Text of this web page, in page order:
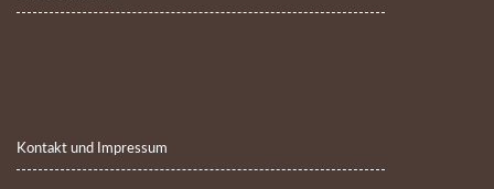
Kontakt und Impressum